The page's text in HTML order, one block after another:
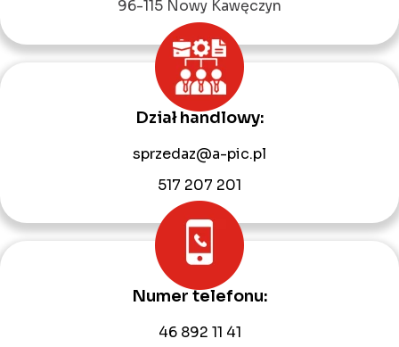
96-115 Nowy Kawęczyn
Dział handlowy:
sprzedaz@a-pic.pl
517 207 201
Numer telefonu:
46 892 11 41